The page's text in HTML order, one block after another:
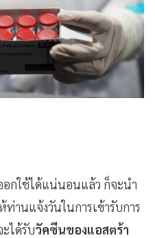
กใช้ได้แน่นอนแล้ว ก็จะนำ
านแจ้งวันในการเข้ารับการ
ได้รับวัคซีนของแอสตร้า